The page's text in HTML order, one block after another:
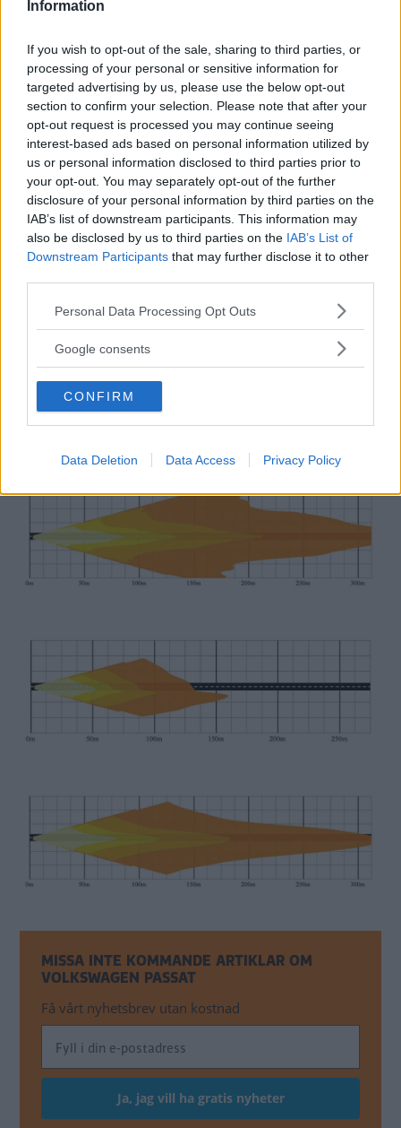
Information
If you wish to opt-out of the sale, sharing to third parties, or
processing of your personal or sensitive information for
targeted advertising by us, please use the below opt-out
section to confirm your selection. Please note that after your
opt-out request is processed you may continue seeing
interest-based ads based on personal information utilized by
us or personal information disclosed to third parties prior to
your opt-out. You may separately opt-out of the further
disclosure of your personal information by third parties on the
IAB’s list of downstream participants. This information may
also be disclosed by us to third parties on the IAB’s List of
Downstream Participants that may further disclose it to other
Please note that this website/app uses one or more Google
not limited to your visit or usage behaviour. You may click to
use your data for below specified purposes in below Google
consent section.
Personal Data Processing Opt Outs
Google consents
CONFIRM
Data Deletion Data Access Privacy Policy
MISSA INTE KOMMANDE ARTIKLAR OM
VOLKSWAGEN PASSAT
Få vårt nyhetsbrev utan kostnad